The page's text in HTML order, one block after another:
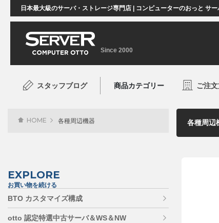
日本最大級のサーバ・ストレージ専門店 | コンピューターのおっと サ
Since 2000
スタッフブログ 商品カテゴリー ご注
HOME 各種周辺機器
EXPLORE
お買い物を続ける
BTO カスタマイズ構成
otto 認定特選中古サーバ＆WS＆NW